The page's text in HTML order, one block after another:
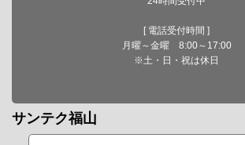
[ 電話受付時間 ]
月曜～金曜 8:00～17:00
※土・日・祝は休日
サンテク福山